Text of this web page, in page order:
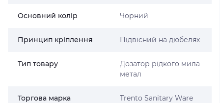
Основний колір Чорний
Принцип кріплення Підвісний на дюбелях
Тип товару
Дозатор рідкого мила
метал
Торгова марка Trento Sanitary Ware